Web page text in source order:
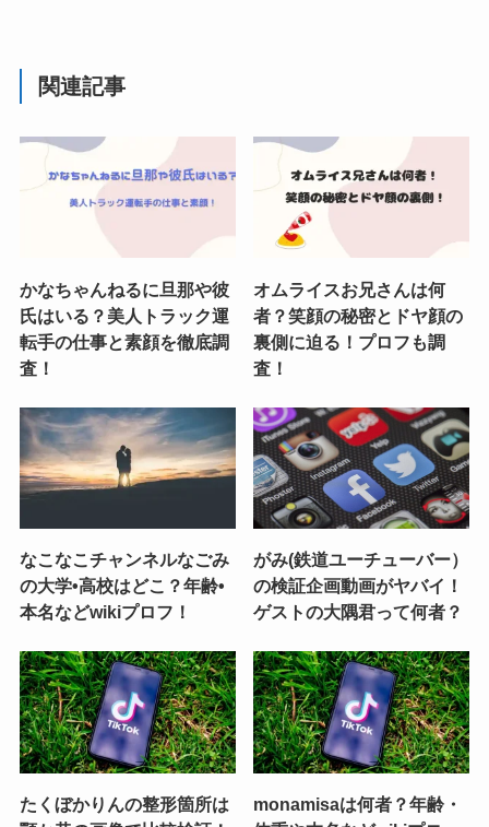
関連記事
かなちゃんねるに旦那や彼
氏はいる？美人トラック運
転手の仕事と素顔を徹底調
査！
オムライスお兄さんは何
者？笑顔の秘密とドヤ顔の
裏側に迫る！プロフも調
査！
なこなこチャンネルなごみ
の大学•高校はどこ？年齢•
本名などwikiプロフ！
がみ(鉄道ユーチューバー）
の検証企画動画がヤバイ！
ゲストの大隅君って何者？
たくぼかりんの整形箇所は
monamisaは何者？年齢・